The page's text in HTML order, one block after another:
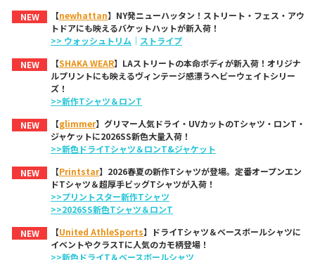
NEW
【newhattan】NY発ニューハッタン！ストリート・フェス・アウ
トドアにも映えるバケットハットが新入荷！
>> ウォッシュトリム ｜ ストライプ
NEW
【SHAKA WEAR】LAストリートの本命ボディが新入荷！オリジナ
ルプリントにも映えるヴィンテージ感漂うヘビーウェイトシリー
ズ！
>>新作Tシャツ＆ロンT
NEW
【glimmer】グリマー人気ドライ・UVカットのTシャツ・ロンT・
ジャケットに2026SS新色大量入荷！
>>新色ドライTシャツ＆ロンT&ジャケット
NEW
【Printstar】2026春夏の新作Tシャツが登場。定番オープンエン
ドTシャツ＆超厚手ビッグTシャツが入荷！
>>プリントスター新作Tシャツ
>>2026SS新色Tシャツ＆ロンT
NEW
【United AthleSports】ドライTシャツ＆ベースボールシャツに
イベントやクラスTに人気のカモ柄登場！
>>新色ドライT＆ベースボールシャツ